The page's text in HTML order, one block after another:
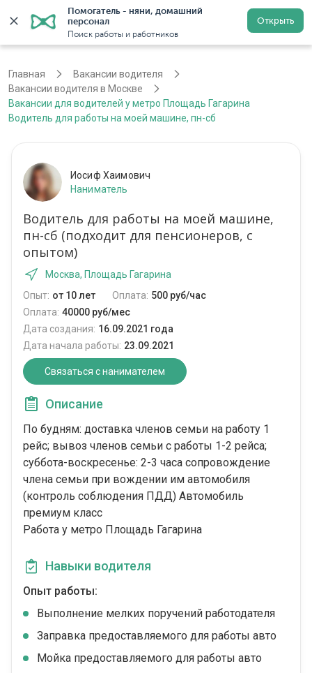
Помогатель - няни, домашний
персонал
Поиск работы и работников
Открыть
Регистрация
Главная
Вакансии водителя
Вакансии водителя в Москве
Вакансии для водителей у метро Площадь Гагарина
Водитель для работы на моей машине, пн-сб
Иосиф Хаимович
Наниматель
Водитель для работы на моей машине,
пн-сб (подходит для пенсионеров, с
опытом)
Москва, Площадь Гагарина
Опыт: от 10 лет Оплата: 500 руб/час
Оплата: 40000 руб/мес
Дата создания: 16.09.2021 года
Дата начала работы: 23.09.2021
Связаться с нанимателем
Описание
По будням: доставка членов семьи на работу 1
рейс; вывоз членов семьи с работы 1-2 рейса;
суббота-воскресенье: 2-3 часа сопровождение
члена семьи при вождении им автомобиля
(контроль соблюдения ПДД) Автомобиль
премиум класс
Работа у метро Площадь Гагарина
Навыки водителя
Опыт работы:
Выполнение мелких поручений работодателя
Заправка предоставляемого для работы авто
Мойка предоставляемого для работы авто